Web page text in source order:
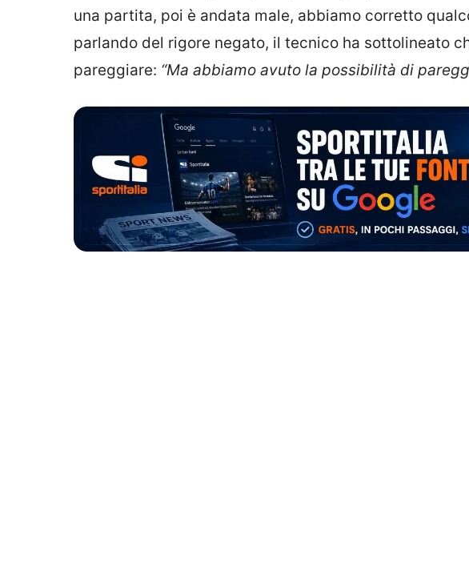
una partita, poi è andata male, abbiamo corretto
parlando del rigore negato, il tecnico ha sottolineato
pareggiare: “Ma abbiamo avuto la possibilità di